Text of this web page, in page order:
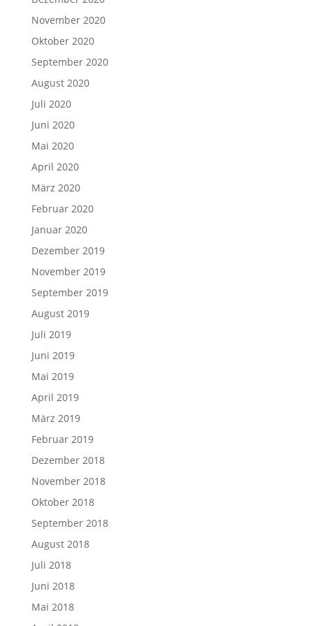
November 2020
Oktober 2020
September 2020
August 2020
Juli 2020
Juni 2020
Mai 2020
April 2020
März 2020
Februar 2020
Januar 2020
Dezember 2019
November 2019
September 2019
August 2019
Juli 2019
Juni 2019
Mai 2019
April 2019
März 2019
Februar 2019
Dezember 2018
November 2018
Oktober 2018
September 2018
August 2018
Juli 2018
Juni 2018
Mai 2018